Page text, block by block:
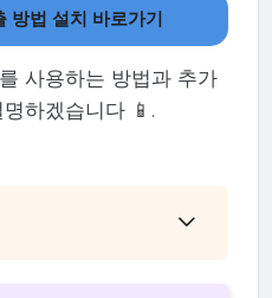
방법 설치 바로가기
사용하는 방법과 추가
하겠습니다 📱.